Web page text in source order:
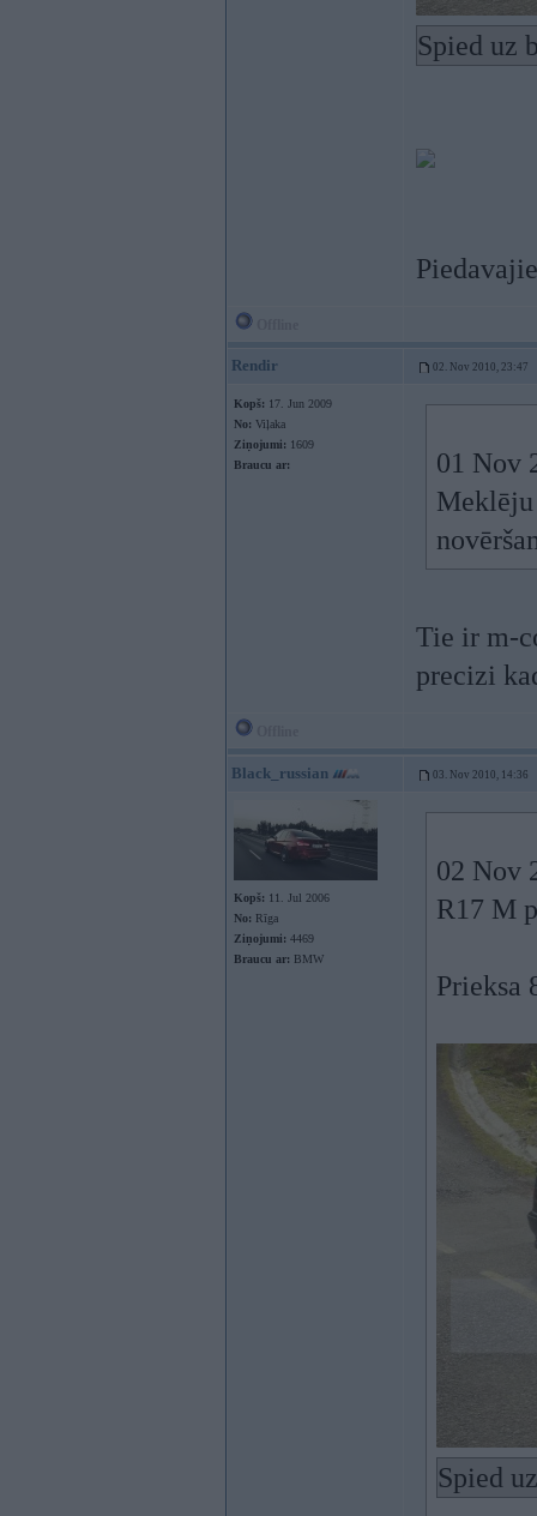
Spied uz
Rendir 02. Nov 2010, 23:47
Kopš: 17. Jun 2009
No: Viļaka
Ziņojumi: 1609
Braucu ar:
01 Nov
Tie ir m-
precizi
Black_russian 03. Nov 2010, 14:36
Kopš: 11. Jul 2006
No: Rīga
Ziņojumi: 4469
Braucu ar: BMW
02 Nov
R17 M
Prieksa
Spied